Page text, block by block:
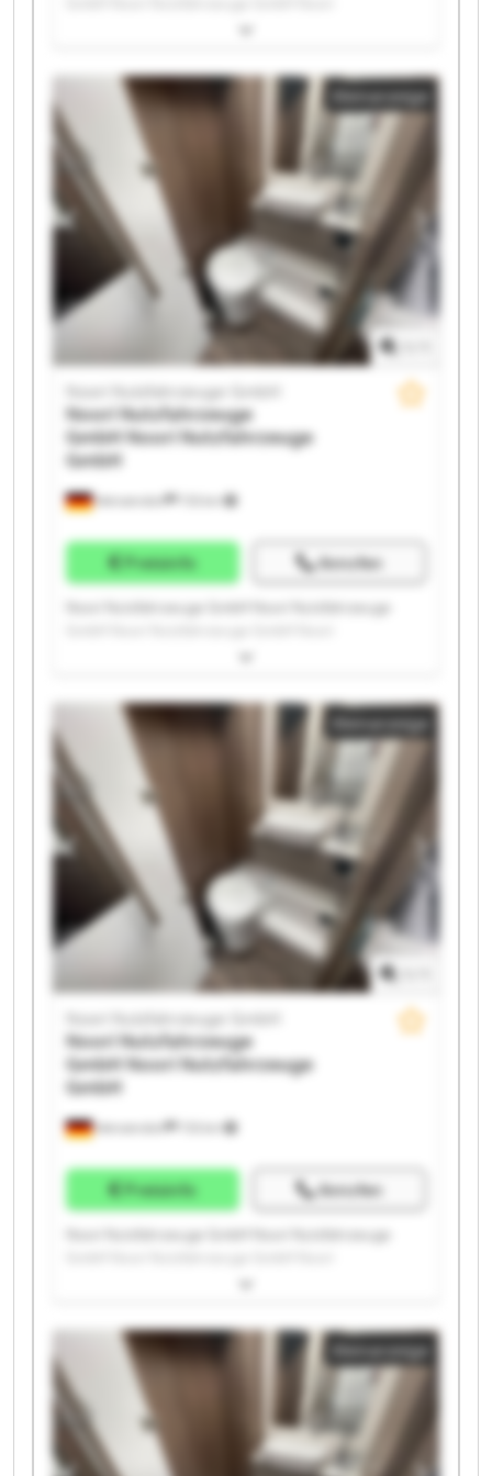
Nutzfahrzeuge GmbH Noori Nutzfahrzeuge GmbH
GmbH Noori Nutzfahrzeuge GmbH Noori
Nutzfahrzeuge GmbH Noori Nutzfahrzeuge GmbH
Noori Nutzfahrzeuge GmbH Noori Nutzfahrzeuge
GmbH Noori Nutzfahrzeuge GmbH Noori
Nutzfahrzeuge GmbH Noori Nutzfahrzeuge GmbH
Noori Nutzfahrzeuge GmbH Noori Nutzfahrzeuge
GmbH Noori Nutzfahrzeuge GmbH Noori
Nutzfahrzeuge GmbH Noori Nutzfahrzeuge GmbH
Kleinanzeige
Wenzendorf
Noori Nutzfahrzeuge GmbH
Noori Nutzfahrzeuge
GmbHNoori Nutzfahrzeuge
GmbH
Preisinfo Anrufen
Noori Nutzfahrzeuge GmbH Noori Nutzfahrzeuge
Nutzfahrzeuge GmbH Noori Nutzfahrzeuge GmbH
GmbH Noori Nutzfahrzeuge GmbH Noori
Nutzfahrzeuge GmbH Noori Nutzfahrzeuge GmbH
Noori Nutzfahrzeuge GmbH Noori Nutzfahrzeuge
GmbH Noori Nutzfahrzeuge GmbH Noori
Nutzfahrzeuge GmbH Noori Nutzfahrzeuge GmbH
Noori Nutzfahrzeuge GmbH Noori Nutzfahrzeuge
GmbH Noori Nutzfahrzeuge GmbH Noori
Nutzfahrzeuge GmbH Noori Nutzfahrzeuge GmbH
Kleinanzeige
Wenzendorf
Noori Nutzfahrzeuge GmbH
Noori Nutzfahrzeuge
GmbHNoori Nutzfahrzeuge
GmbH
Preisinfo Anrufen
Noori Nutzfahrzeuge GmbH Noori Nutzfahrzeuge
Nutzfahrzeuge GmbH Noori Nutzfahrzeuge GmbH
GmbH Noori Nutzfahrzeuge GmbH Noori
Nutzfahrzeuge GmbH Noori Nutzfahrzeuge GmbH
Noori Nutzfahrzeuge GmbH Noori Nutzfahrzeuge
GmbH Noori Nutzfahrzeuge GmbH Noori
Nutzfahrzeuge GmbH Noori Nutzfahrzeuge GmbH
Noori Nutzfahrzeuge GmbH Noori Nutzfahrzeuge
GmbH Noori Nutzfahrzeuge GmbH Noori
Kleinanzeige